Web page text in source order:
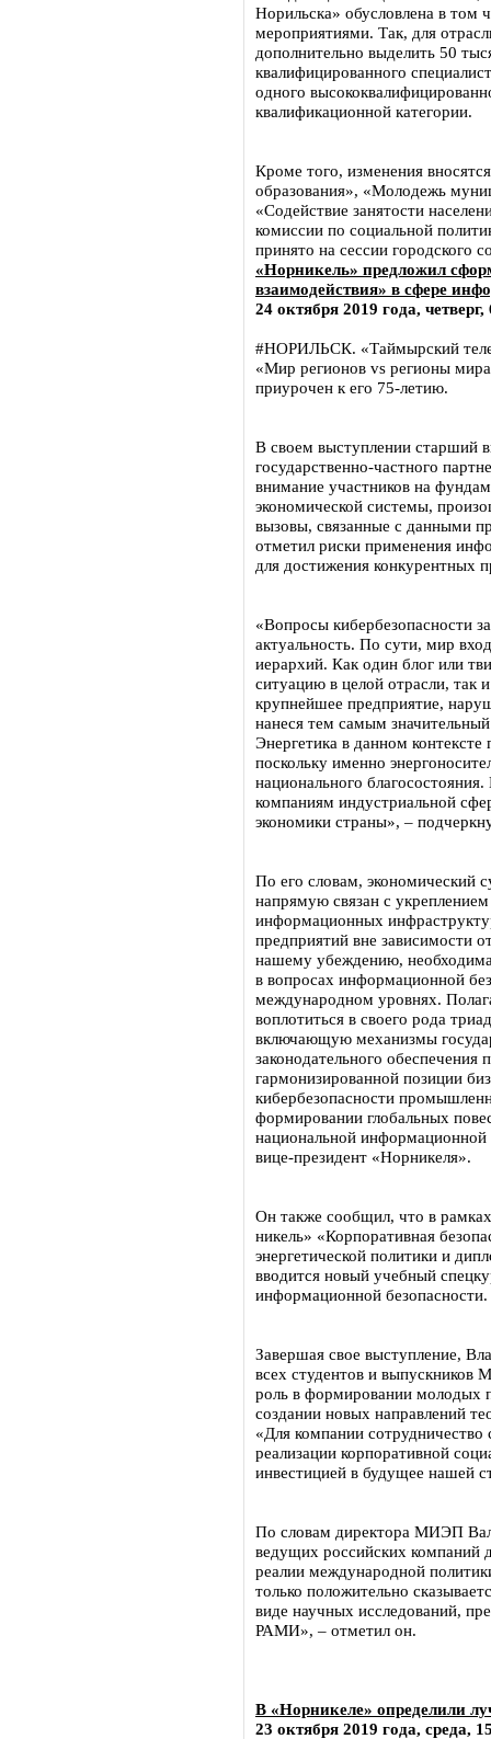
Норильска» обусловлена в том
мероприятиями. Так, для
дополнительно выделить 50
квалифицированного
одного
квалификационной категории.
Кроме того, изменения
образования», «Молодежь
«Содействие занятости
комиссии по социальной
принято на сессии городского
«Норникель» предложил
взаимодействия» в сфере
24 октября 2019 года, четверг,
#НОРИЛЬСК. «Таймырский
«Мир регионов vs регионы
приурочен к его 75-летию.
В своем выступлении старший
государственно-частного
внимание участников на
экономической системы,
вызовы, связанные с данными
отметил риски применения
для достижения конкурентных
«Вопросы кибербезопасности
актуальность. По сути, мир
иерархий. Как один блог или
ситуацию в целой отрасли, так
крупнейшее предприятие,
нанеся тем самым
Энергетика в данном
поскольку именно
национального
компаниям индустриальной
экономики страны», –
По его словам, экономический
напрямую связан с
информационных
предприятий вне зависимости
нашему убеждению, необходима
в вопросах информационной
международном уровнях.
воплотиться в своего рода
включающую механизмы
законодательного
гармонизированной позиции
кибербезопасности
формировании глобальных
национальной
вице-президент «Норникеля».
Он также сообщил, что в
никель» «Корпоративная
энергетической политики и
вводится новый учебный
информационной безопасности.
Завершая свое выступление,
всех студентов и
роль в формировании молодых
создании новых направлений
«Для компании
реализации корпоративной
инвестицией в будущее нашей
По словам директора МИЭП
ведущих российских компаний
реалии международной
только положительно
виде научных исследований,
РАМИ», – отметил он.
В «Норникеле» определили
23 октября 2019 года, среда,